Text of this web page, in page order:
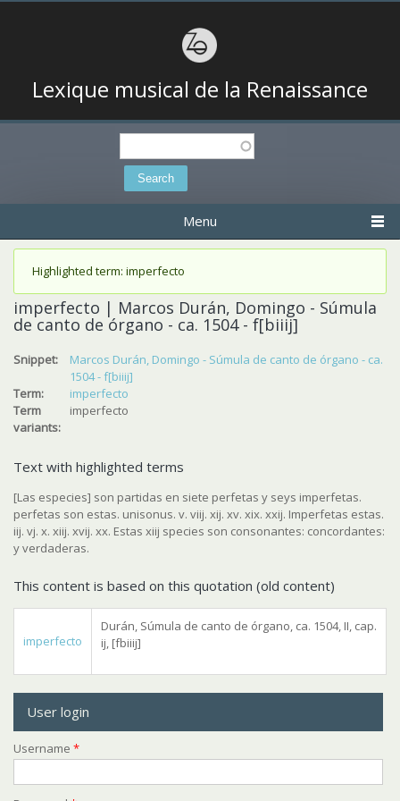
Lexique musical de la Renaissance
Search
Menu
Status message
Highlighted term: imperfecto
imperfecto | Marcos Durán, Domingo - Súmula
de canto de órgano - ca. 1504 - f[biiij]
Snippet:
Marcos Durán, Domingo - Súmula de canto de órgano - ca.
1504 - f[biiij]
Term:
imperfecto
Term
variants:
imperfecto
Text with highlighted terms
[Las especies] son partidas en siete perfetas y seys imperfetas.
perfetas son estas. unisonus. v. viij. xij. xv. xix. xxij. Imperfetas estas.
iij. vj. x. xiij. xvij. xx. Estas xiij species son consonantes: concordantes:
y verdaderas.
This content is based on this quotation (old content)
imperfecto
Durán, Súmula de canto de órgano, ca. 1504, II, cap.
ij, [fbiiij]
User login
Username *